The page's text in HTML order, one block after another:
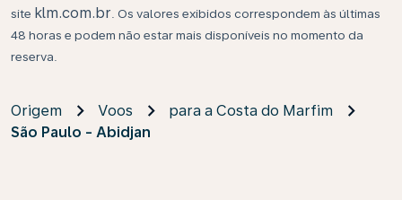
site klm.com.br . Os valores exibidos correspondem às últimas
48 horas e podem não estar mais disponíveis no momento da
reserva.
Origem Voos
para a Costa do Marfim
São Paulo - Abidjan